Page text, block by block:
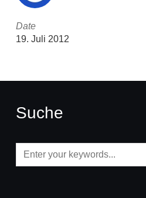
Date
19. Juli 2012
Suche